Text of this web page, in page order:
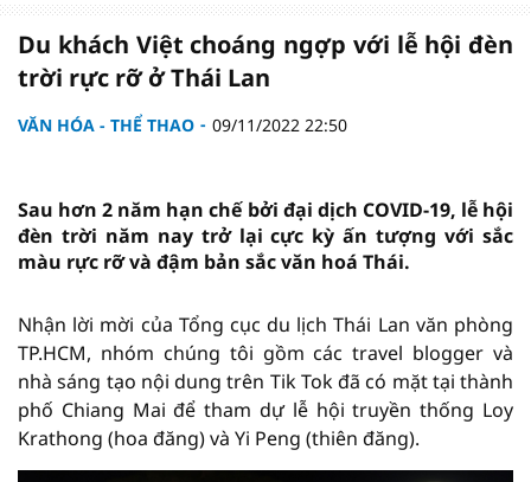
Du khách Việt choáng ngợp với lễ hội đèn
trời rực rỡ ở Thái Lan
VĂN HÓA - THỂ THAO 09/11/2022 22:50
Sau hơn 2 năm hạn chế bởi đại dịch COVID-19, lễ hội
đèn trời năm nay trở lại cực kỳ ấn tượng với sắc
màu rực rỡ và đậm bản sắc văn hoá Thái.
Nhận lời mời của Tổng cục du lịch Thái Lan văn phòng
TP.HCM, nhóm chúng tôi gồm các travel blogger và
nhà sáng tạo nội dung trên Tik Tok đã có mặt tại thành
phố Chiang Mai để tham dự lễ hội truyền thống Loy
Krathong (hoa đăng) và Yi Peng (thiên đăng).